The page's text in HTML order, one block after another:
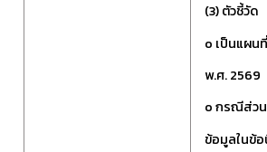
(3) ตัวชี้วัด
o เป็นแผน
พ.ศ. 2569
o กรณีส่วน
ข้อมูลในข้